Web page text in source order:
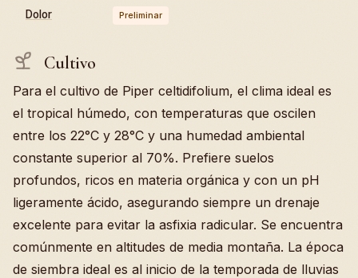
Dolor Preliminar
Cultivo
Para el cultivo de Piper celtidifolium, el clima ideal es
el tropical húmedo, con temperaturas que oscilen
entre los 22°C y 28°C y una humedad ambiental
constante superior al 70%. Prefiere suelos
profundos, ricos en materia orgánica y con un pH
ligeramente ácido, asegurando siempre un drenaje
excelente para evitar la asfixia radicular. Se encuentra
comúnmente en altitudes de media montaña. La época
de siembra ideal es al inicio de la temporada de lluvias